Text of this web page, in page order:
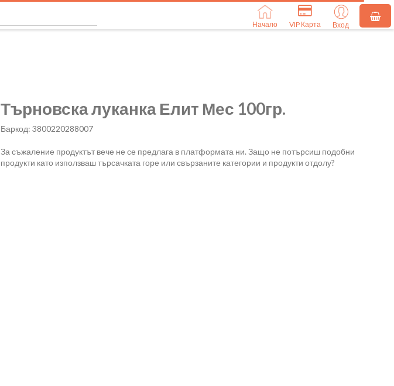
Начало VIP Карта Вход
Търновска луканка Елит Мес 100гр.
Баркод: 3800220288007
За съжаление продуктът вече не се предлага в платформата ни. Защо не потърсиш подобни
продукти като използваш търсачката горе или свързаните категории и продукти отдолу?